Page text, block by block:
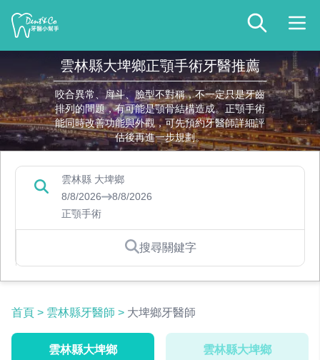
雲林縣大埤鄉正顎手術牙醫推薦
咬合異常、戽斗、臉型不對稱，不一定只是牙齒
排列的問題，有可能是顎骨結構造成。正顎手術
能同時改善功能與外觀，可先預約牙醫師詳細評
估後再進一步規劃。
雲林縣 大埤鄉
8/8/2026
8/8/2026
正顎手術
搜尋關鍵字
首頁 > 雲林縣牙醫師 > 大埤鄉牙醫師
雲林縣大埤鄉 雲林縣大埤鄉